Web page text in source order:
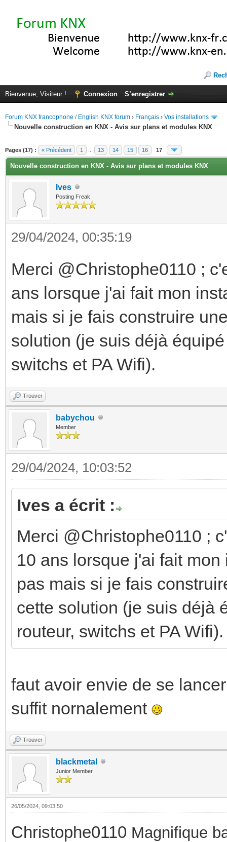
Bienvenue, Visiteur ! Connexion S’enregistrer
Forum KNX francophone / English KNX forum › Français › Vos installations
Nouvelle construction en KNX - Avis sur plans et modules KNX
Pages (17) : « Précédent 1 13 14 15 16 17
Nouvelle construction en KNX - Avis sur plans et modules KNX
Ives
Posting Freak
29/04/2024, 00:35:19
Merci @Christophe0110 ;
ans lorsque j'ai fait mon
mais si je fais construire
solution (je suis déjà
switchs et PA Wifi).
Trouver
babychou
Member
29/04/2024, 10:03:52
Ives a écrit :
Merci @Christophe0110 ;
10 ans lorsque j'ai fait
pas mais si je fais
cette solution (je suis déjà
routeur, switchs et PA Wifi).
faut avoir envie de se
suffit nornalement
Trouver
blackmetal
Junior Member
26/05/2024, 09:03:50
Christophe0110 Magnifique